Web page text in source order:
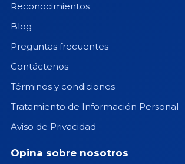
Reconocimientos
Blog
Preguntas frecuentes
Contáctenos
Términos y condiciones
Tratamiento de Información Personal
Aviso de Privacidad
Opina sobre nosotros